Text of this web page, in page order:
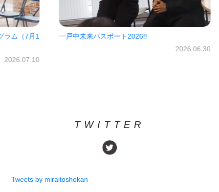
月1
一戸中未来パスポート2026!!
2026.06.30
だ
TWITTER
Tweets by miraitoshokan